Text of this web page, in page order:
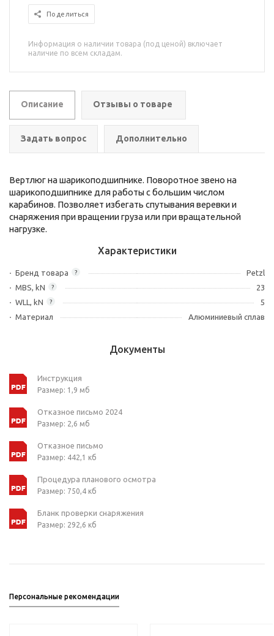
Поделиться
Информация о наличии товара (под ценой) включает
наличие по всем складам.
Описание Отзывы о товаре
Задать вопрос Дополнительно
Вертлюг на шарикоподшипнике. Поворотное звено на
шарикоподшипнике для работы с большим числом
карабинов. Позволяет избегать спутывания веревки и
снаряжения при вращении груза или при вращательной
нагрузке.
Характеристики
?
Бренд товара Petzl
?
MBS, kN 23
?
WLL, kN
5
Материал
Алюминиевый сплав
Документы
Инструкция
Размер: 1,9 мб
Отказное письмо 2024
Размер: 2,6 мб
Отказное письмо
Размер: 442,1 кб
Процедура планового осмотра
Размер: 750,4 кб
Бланк проверки снаряжения
Размер: 292,6 кб
Персональные рекомендации